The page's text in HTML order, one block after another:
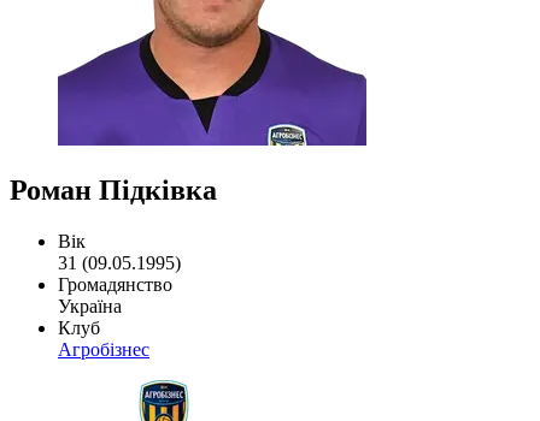
Роман Підківка
Вік
31 (09.05.1995)
Громадянство
Україна
Клуб
Агробізнес